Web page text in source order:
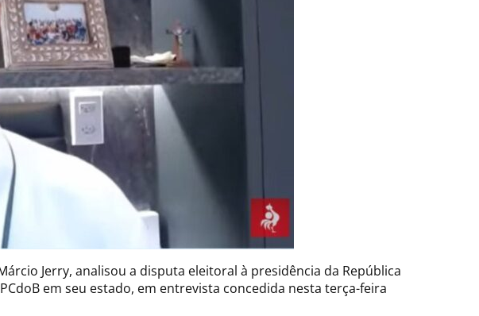
Jerry, analisou a disputa eleitoral à presidência da República
em seu estado, em entrevista concedida nesta terça-feira